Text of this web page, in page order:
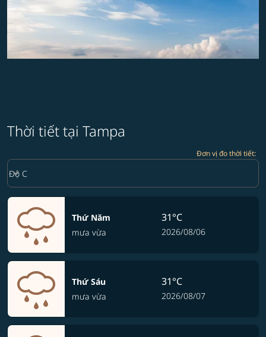
Thời tiết tại Tampa
Đơn vị đo thời tiết:
Weather unit option Độ C Selected
Độ C
keyboard_arrow_down
Thứ Năm
mưa vừa
31°C
2026/08/06
Thứ Sáu
mưa vừa
31°C
2026/08/07